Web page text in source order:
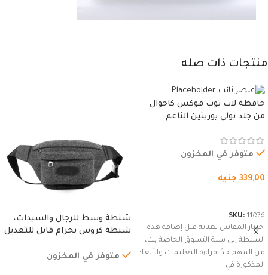
منتجات ذات صله
حافظة لاب توب فوكس كاجوال
من جلد بولي يوريثين الناعم
وسوستة.
متوفر في المخزون
339,00 جنيه
SKU: 11076
اختيار المقاس بعناية قبل إضافة هذه
الشنطة إلى سلة التسوق الخاصة بك،
من المهم جدًا قراءة التعليمات والأبعاد
المذكورة في
شنطة وسط للرجال والسيدات،
شنطة كروس بحزام قابل للتعديل
السفر، الجري العادي، المشي
متوفر في المخزون